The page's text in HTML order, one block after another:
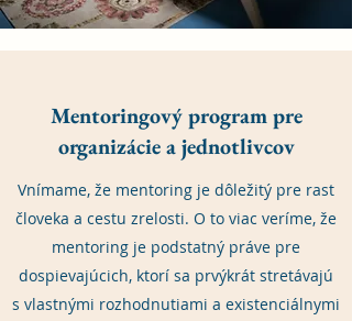
Mentoringový program pre
organizácie a jednotlivcov
Vnímame, že mentoring je dôležitý pre rast
človeka a cestu zrelosti. O to viac veríme, že
mentoring je podstatný práve pre
dospievajúcich, ktorí sa prvýkrát stretávajú
s vlastnými rozhodnutiami a existenciálnymi